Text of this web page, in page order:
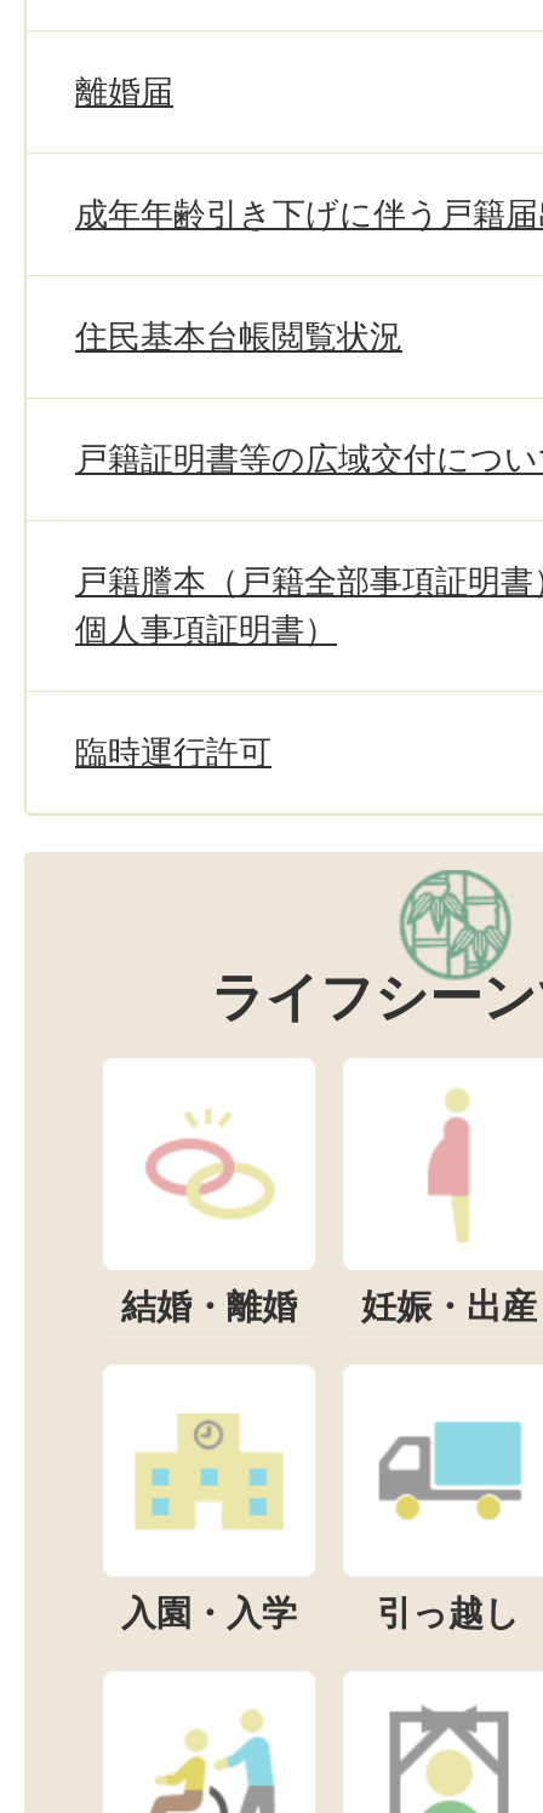
離婚届
成年年齢引き下げに伴う戸籍
住民基本台帳閲覧状況
戸籍証明書等の広域交付につ
戸籍謄本（戸籍全部事項証明
個人事項証明書）
臨時運行許可
ライフシー
結婚・離婚 妊娠・出産
入園・入学 引っ越し